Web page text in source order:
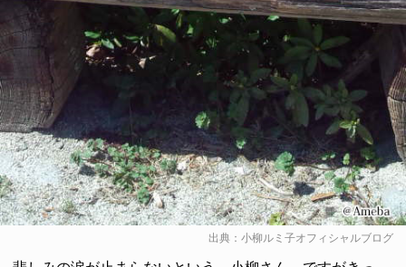
出典： 小柳ルミ子オフィシャルブログ